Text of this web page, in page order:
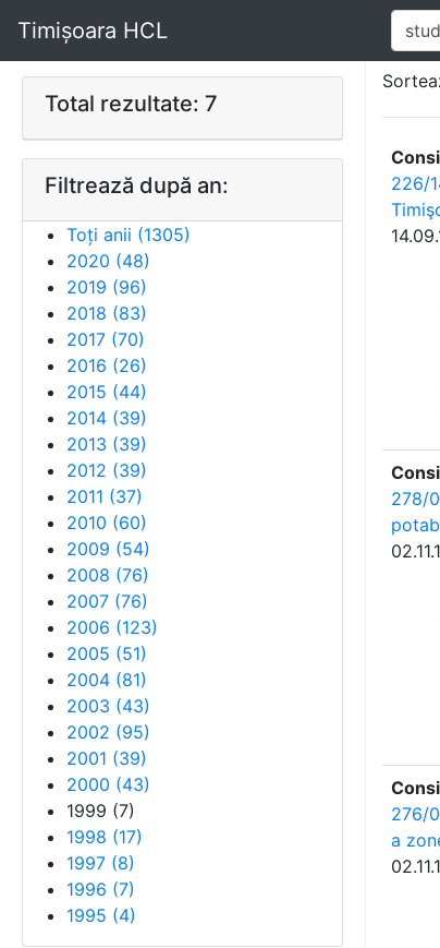
Timișoara HCL
Total rezultate: 7
Filtrează după an:
Toți anii (1305)
2020 (48)
2019 (96)
2018 (83)
2017 (70)
2016 (26)
2015 (44)
2014 (39)
2013 (39)
2012 (39)
2011 (37)
2010 (60)
2009 (54)
2008 (76)
2007 (76)
2006 (123)
2005 (51)
2004 (81)
2003 (43)
2002 (95)
2001 (39)
2000 (43)
1999 (7)
1998 (17)
1997 (8)
1996 (7)
1995 (4)
226/
278/
276/
a